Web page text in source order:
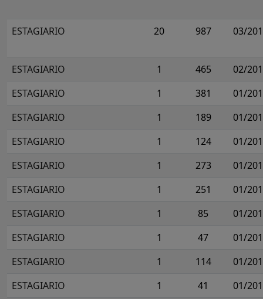
ESTAGIARIO 20 987 03/
ESTAGIARIO 1 465
02/
ESTAGIARIO
1 381
01/
ESTAGIARIO
1 189
01/
ESTAGIARIO
1 124
01/
ESTAGIARIO
1 273
01/
ESTAGIARIO
1 251
01/
ESTAGIARIO
1 85
01/
ESTAGIARIO
1 47
01/
ESTAGIARIO
1 114
01/
ESTAGIARIO
1 41
01/